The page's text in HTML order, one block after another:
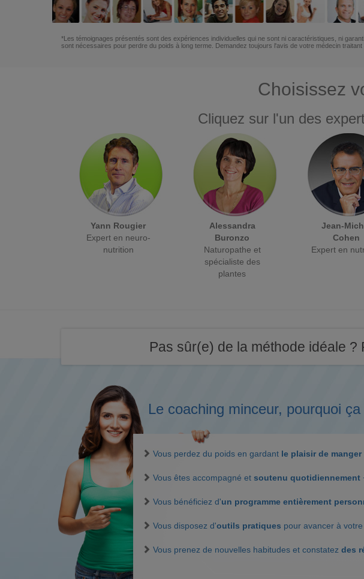
*Les témoignages présentés sont des expériences individuelles qui ne sont ni caractéristiques, ni
sont nécessaires pour perdre du poids à long terme. Demandez toujours l'avis de votre médecin
Choisissez
Cliquez sur l'un des
Yann Rougier
Expert en neuro-
nutrition
Alessandra
Buronzo
Naturopathe et
spécialiste des
plantes
Jean-
Cohen
Expert en
Pas sûr(e) de la méthode idéale
Le coaching minceur, pourquoi
Vous perdez du poids en gardant le plaisir de manger
Vous êtes accompagné et soutenu quotidiennement
Vous bénéficiez d'un programme entièrement
Vous disposez d'outils pratiques pour avancer à
Vous prenez de nouvelles habitudes et constatez des